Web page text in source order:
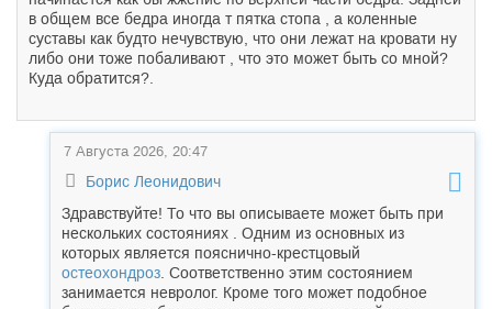
в общем все бедра иногда т пятка стопа , а коленные
суставы как будто нечувствую, что они лежат на кровати ну
либо они тоже побаливают , что это может быть со мной?
Куда обратится?.
7 Августа 2026, 20:47
Борис Леонидович
Здравствуйте! То что вы описываете может быть при
нескольких состояниях . Одним из основных из
которых является пояснично-крестцовый
остеохондроз . Соответственно этим состоянием
занимается невролог. Кроме того может подобное